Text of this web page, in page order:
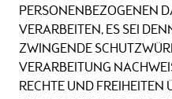
PERSONENBEZOGENEN
VERARBEITEN, ES SEI
ZWINGENDE
VERARBEITUNG
RECHTE UND FREIHEITEN